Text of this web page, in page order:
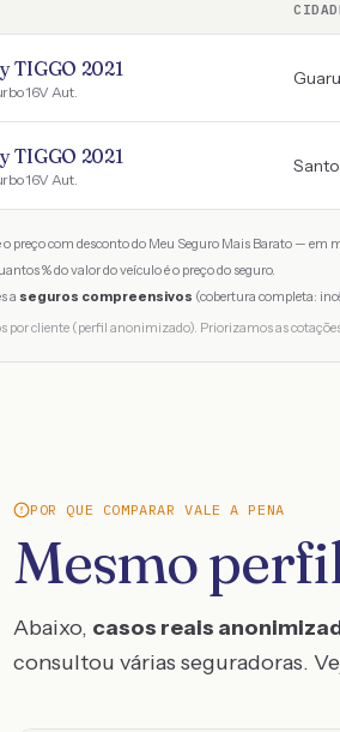
TIGGO 2021
16V Aut.
TIGGO 2021
16V Aut.
o preço com desconto do Meu Seguro Mais Barato — em
% do valor do veículo é o preço do seguro.
a seguros compreensivos (cobertura completa:
por cliente (perfil anonimizado). Priorizamos as
POR QUE COMPARAR VALE A PENA
Mesmo
Abaixo, casos reais
consultou várias seguradoras.